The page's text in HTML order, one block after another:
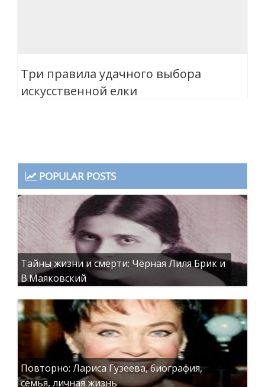
Три правила удачного выбора
искусственной елки
POPULAR POSTS
Тайны жизни и смерти: Чёрная Лиля Брик и
В.Маяковский
Повторно: Лариса Гузеева, биография,
семья, личная жизнь